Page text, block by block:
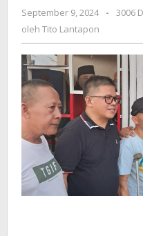
September 9, 2024
oleh
-
3006
oleh Tito Lantapon